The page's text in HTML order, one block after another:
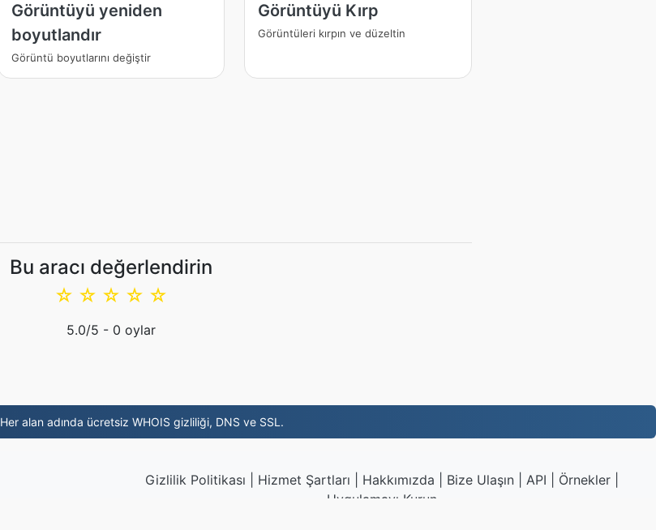
Görüntüyü yeniden
boyutlandır
Görüntü boyutlarını değiştir
Görüntüyü Kırp
Görüntüleri kırpın ve düzeltin
Bu aracı değerlendirin
☆
☆
☆
☆
☆
5.0/5 - 0 oylar
alan adında ücretsiz WHOIS gizliliği, DNS ve SSL.
Gizlilik Politikası Hizmet Şartları Hakkımızda Bize Ulaşın| API Örnekler|
Uygulamayı Kurun